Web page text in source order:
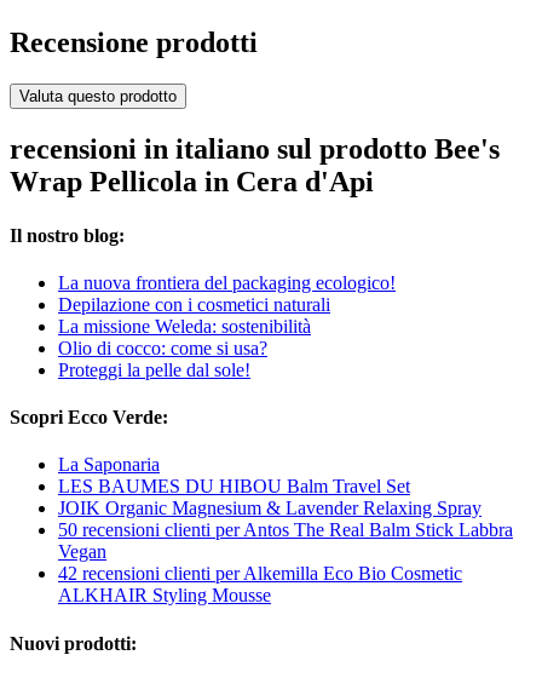
Recensione prodotti
Valuta questo prodotto
recensioni in italiano sul prodotto Bee's
Wrap Pellicola in Cera d'Api
Il nostro blog:
La nuova frontiera del packaging ecologico!
Depilazione con i cosmetici naturali
La missione Weleda: sostenibilità
Olio di cocco: come si usa?
Proteggi la pelle dal sole!
Scopri Ecco Verde:
La Saponaria
LES BAUMES DU HIBOU Balm Travel Set
JOIK Organic Magnesium & Lavender Relaxing Spray
50 recensioni clienti per Antos The Real Balm Stick Labbra
Vegan
42 recensioni clienti per Alkemilla Eco Bio Cosmetic
ALKHAIR Styling Mousse
Nuovi prodotti: